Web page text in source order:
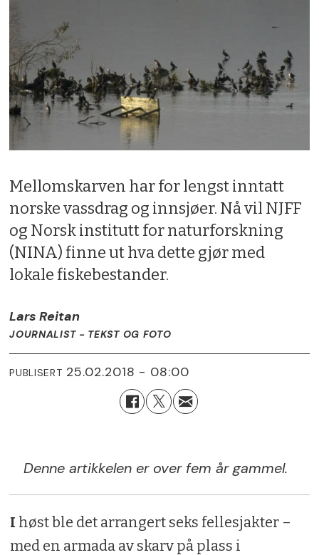
Mellomskarven har for lengst inntatt
norske vassdrag og innsjøer. Nå vil NJFF
og Norsk institutt for naturforskning
(NINA) finne ut hva dette gjør med
lokale fiskebestander.
Lars Reitan
JOURNALIST - TEKST OG FOTO
PUBLISERT 25.02.2018 - 08:00
Denne artikkelen er over fem år gammel.
I høst ble det arrangert seks fellesjakter –
med en armada av skarv på plass i